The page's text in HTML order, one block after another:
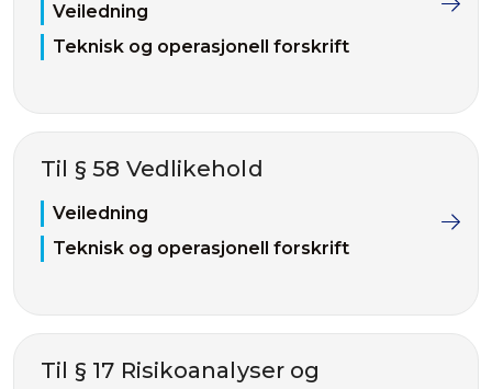
Veiledning
Teknisk og operasjonell forskrift
Til § 58 Vedlikehold
Veiledning
Teknisk og operasjonell forskrift
Til § 17 Risikoanalyser og